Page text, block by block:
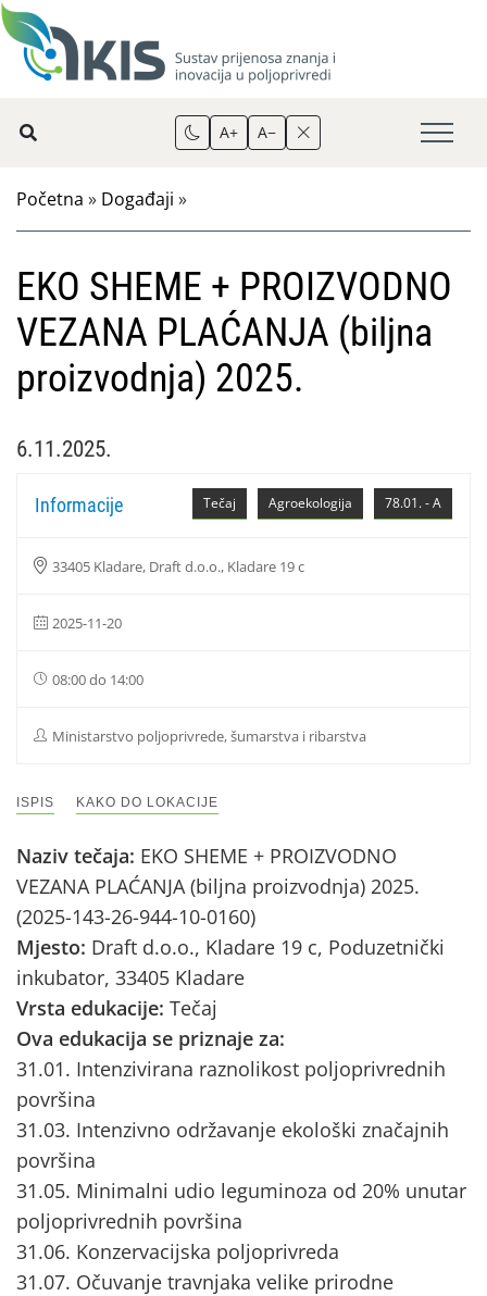
A+ A−
Početna » Događaji »
EKO SHEME + PROIZVODNO
VEZANA PLAĆANJA (biljna
proizvodnja) 2025.
6.11.2025.
78.01. - A
Agroekologija
Tečaj
Informacije
33405 Kladare, Draft d.o.o., Kladare 19 c
2025-11-20
08:00 do 14:00
Ministarstvo poljoprivrede, šumarstva i ribarstva
ISPIS KAKO DO LOKACIJE
Naziv tečaja: EKO SHEME + PROIZVODNO
VEZANA PLAĆANJA (biljna proizvodnja) 2025.
(2025-143-26-944-10-0160)
Mjesto: Draft d.o.o., Kladare 19 c, Poduzetnički
inkubator, 33405 Kladare
Vrsta edukacije: Tečaj
Ova edukacija se priznaje za:
31.01. Intenzivirana raznolikost poljoprivrednih
površina
31.03. Intenzivno održavanje ekološki značajnih
površina
31.05. Minimalni udio leguminoza od 20% unutar
poljoprivrednih površina
31.06. Konzervacijska poljoprivreda
31.07. Očuvanje travnjaka velike prirodne